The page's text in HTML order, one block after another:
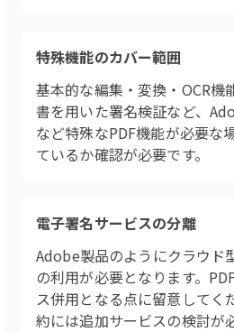
特殊機能のカバー範囲
基本的な編集・変換・OCR
書を用いた署名検証など、
など特殊なPDF機能が必要な
ているか確認が必要です。
電子署名サービスの分離
Adobe製品のようにクラウド
の利用が必要となります。
ス併用となる点に留意してく
約には追加サービスの検討が